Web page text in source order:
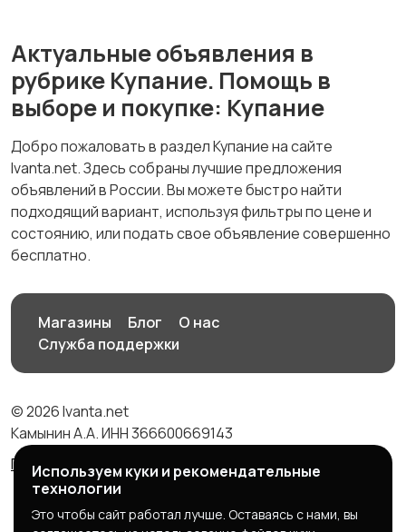
Актуальные объявления в
рубрике Купание. Помощь в
выборе и покупке: Купание
Добро пожаловать в раздел Купание на сайте
Ivanta.net. Здесь собраны лучшие предложения
объявлений в России. Вы можете быстро найти
подходящий вариант, используя фильтры по цене и
состоянию, или подать свое объявление совершенно
бесплатно.
Магазины Блог
О нас
Служба поддержки
© 2026 Ivanta.net
Камынин А.А. ИНН 366600669143
Правила сервиса
Политика конфиденциальности
Используем куки и рекомендательные
технологии
Это чтобы сайт работал лучше. Оставаясь с нами, вы